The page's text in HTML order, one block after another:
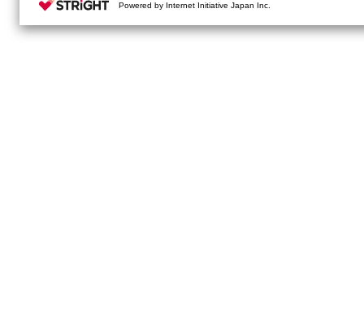
Powered by Internet Initiative Japan Inc.